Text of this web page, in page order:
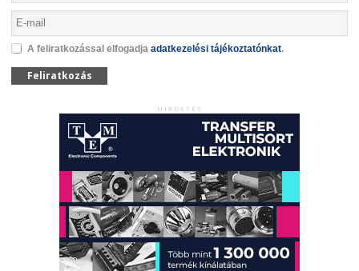
A feliratkozással elfogadja adatkezelési tájékoztatónkat.
Feliratkozás
HIRDETÉS